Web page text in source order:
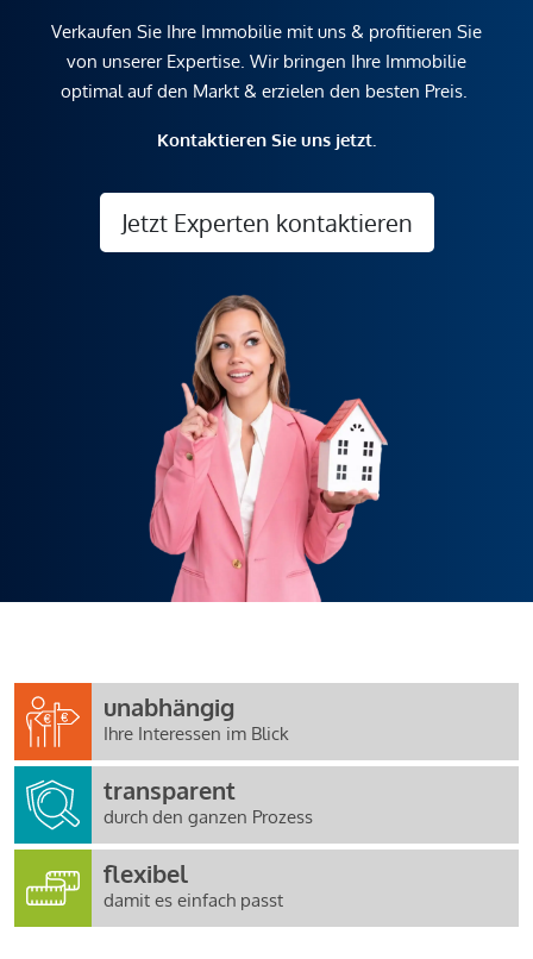
Verkaufen Sie Ihre Immobilie mit uns & profitieren Sie
von unserer Expertise. Wir bringen Ihre Immobilie
optimal auf den Markt & erzielen den besten Preis.
Kontaktieren Sie uns jetzt.
Jetzt Experten kontaktieren
unabhängig
Ihre Interessen im Blick
transparent
durch den ganzen Prozess
flexibel
damit es einfach passt